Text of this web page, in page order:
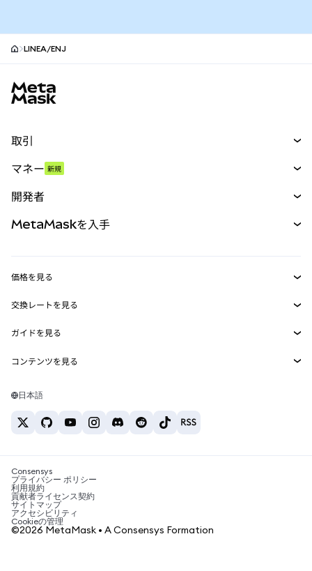
LINEA/ENJ
取引
パーペチュアル
RWA
マネー 新規
開発者
MetaMask Connect
Snaps
Web3サービス
MetaMaskを入手
セキュリティ
サポート
キャリア
お問い合わせ
価格を見る
イーサリアムの価格
Solanaの価格
Tetherの価格
交換レートを見る
ETH→USD
USDT→INR
BTC→INR
ETH→USDT
ガイドを見る
ETHの購入
USDTの購入
SHIBの購入
BNBの購入
コンテンツを見る
Solanaウォレット
税制関連ニュース
暗号資産の購入方法は？
ビットコインを売るには？
日本語
Consensys
プライバシー ポリシー
利用規約
貢献者ライセンス契約
サイトマップ
アクセシビリティ
Cookieの管理
©2026 MetaMask • A Consensys Formation